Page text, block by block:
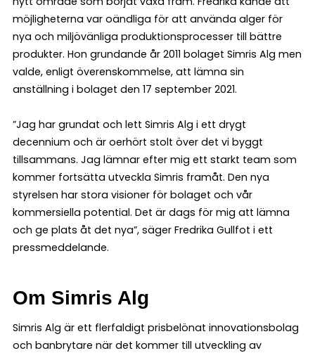
möjligheterna var oändliga för att använda alger för
nya och miljövänliga produktionsprocesser till bättre
produkter. Hon grundande år 2011 bolaget Simris Alg men
valde, enligt överenskommelse, att lämna sin
anställning i bolaget den 17 september 2021.
”Jag har grundat och lett Simris Alg i ett drygt
decennium och är oerhört stolt över det vi byggt
tillsammans. Jag lämnar efter mig ett starkt team som
kommer fortsätta utveckla Simris framåt. Den nya
styrelsen har stora visioner för bolaget och vår
kommersiella potential. Det är dags för mig att lämna
och ge plats åt det nya”, säger Fredrika Gullfot i ett
pressmeddelande.
Om Simris Alg
Simris Alg är ett flerfaldigt prisbelönat innovationsbolag
och banbrytare när det kommer till utveckling av